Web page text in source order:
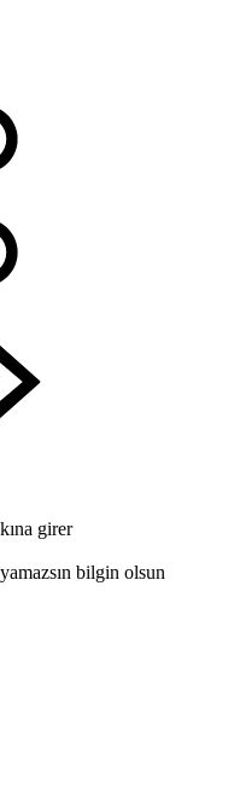
girer
bilgin olsun